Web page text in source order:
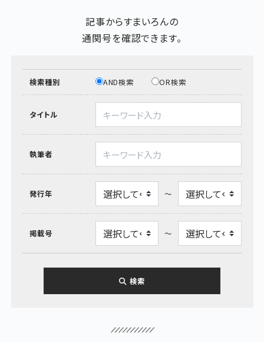
記事からすまいろんの
通関号を確認できます。
検索種別 AND検索 OR検索
タイトル
執筆者
発行年 ～
掲載号 ～
検索